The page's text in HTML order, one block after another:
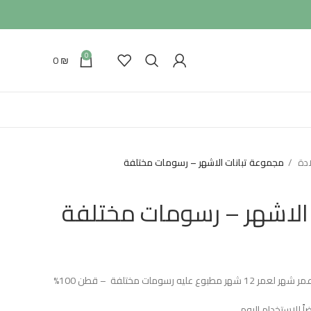
0
0₪
مجموعة تبانات الاشهر – رسومات مختلفة
– رسومات مختلفة
مختلفة – قطن 100%